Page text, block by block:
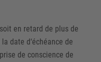
en retard de plus de
date d‘échéance de
de conscience de